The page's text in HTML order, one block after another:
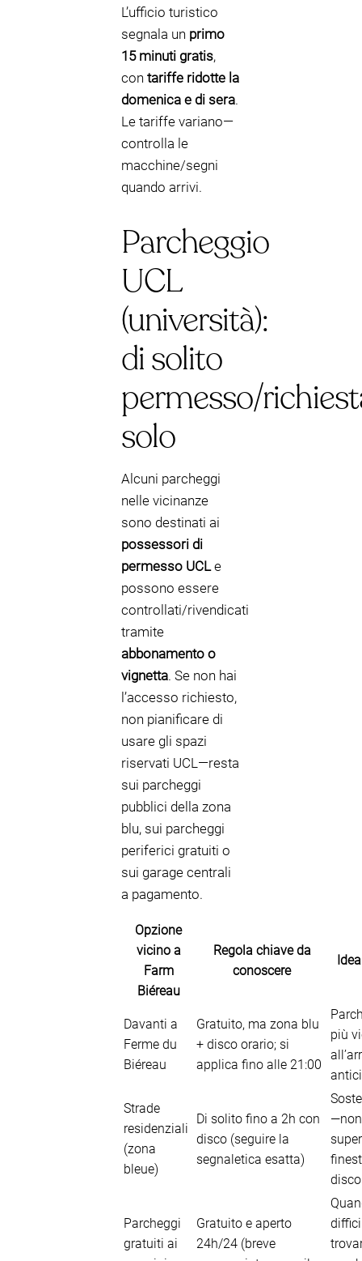
L’ufficio turistico
segnala un primo
15 minuti gratis,
con tariffe ridotte la
domenica e di sera.
Le tariffe variano—
controlla le
macchine/segni
quando arrivi.
Parcheggio
UCL
(università):
di solito
permesso/
solo
Alcuni parcheggi
nelle vicinanze
sono destinati ai
possessori di
permesso UCLe
possono essere
controllati/rivendicati
tramite
abbonamento o
vignetta. Se non hai
l’accesso richiesto,
non pianificare di
usare gli spazi
riservati UCL—resta
sui parcheggi
pubblici della zona
blu, sui parcheggi
periferici gratuiti o
sui garage centrali
a pagamento.
Opzione
vicino a
Farm
Biéreau
Regola chiave da
conoscere
Davanti a
Ferme du
Biéreau
Gratuito, ma zona blu
+ disco orario; si
applica fino alle 21:00
più
Strade
residenziali
(zona
bleue)
Di solito fino a 2h con
disco (seguire la
segnaletica esatta)
—non
disco
Parcheggi
gratuiti ai
Gratuito e aperto
24h/24 (breve